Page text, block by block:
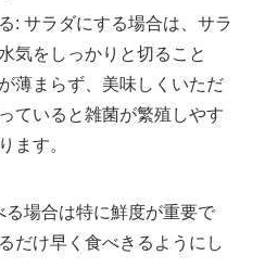
: サラダにする場合は、サラ
気をしっかりと切ること
薄まらず、美味しくいただ
ていると雑菌が繁殖しやす
ます。
る場合は特に鮮度が重要で
だけ早く食べきるようにし